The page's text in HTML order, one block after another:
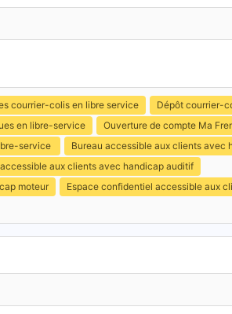
courrier-colis en libre service Dépôt courrier-
en libre-service Ouverture de compte Ma
service
Bureau accessible aux clients avec
aux clients avec handicap auditif
moteur
Espace confidentiel accessible aux